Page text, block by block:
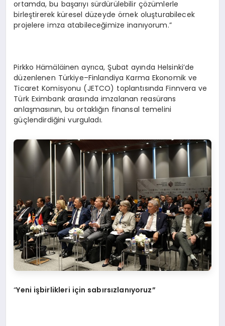
ortamda, bu başarıyı sürdürülebilir çözümlerle
birleştirerek küresel düzeyde örnek oluşturabilecek
projelere imza atabileceğimize inanıyorum.”
Pirkko Hämäläinen ayrıca, Şubat ayında Helsinki’de
düzenlenen Türkiye–Finlandiya Karma Ekonomik ve
Ticaret Komisyonu (JETCO) toplantısında Finnvera ve
Türk Eximbank arasında imzalanan reasürans
anlaşmasının, bu ortaklığın finansal temelini
güçlendirdiğini vurguladı.
“Yeni işbirlikleri için sabırsızlanıyoruz”